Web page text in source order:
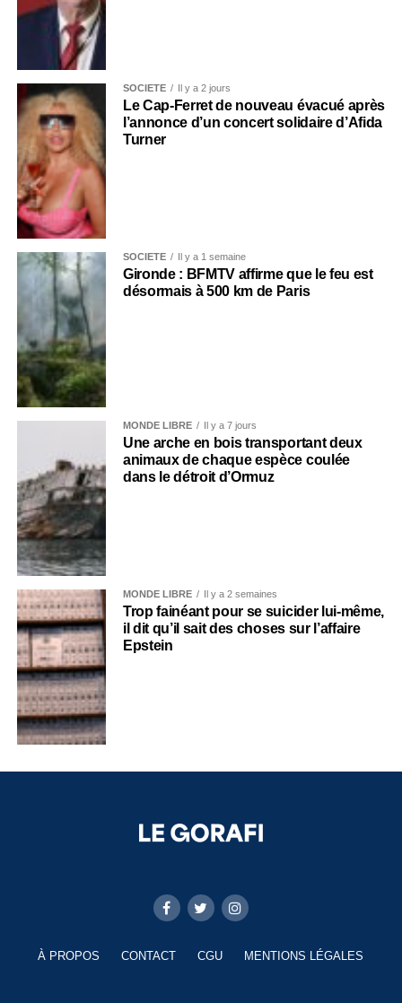
SOCIÉTÉ Il y a 2 jours
Le Cap-Ferret de nouveau évacué après
l’annonce d’un concert solidaire d’Afida
Turner
SOCIÉTÉ Il y a 1 semaine
Gironde : BFMTV affirme que le feu est
désormais à 500 km de Paris
MONDE LIBRE Il y a 7 jours
Une arche en bois transportant deux
animaux de chaque espèce coulée
dans le détroit d’Ormuz
MONDE LIBRE Il y a 2 semaines
Trop fainéant pour se suicider lui-même,
il dit qu’il sait des choses sur l’affaire
Epstein
À PROPOS CONTACT CGU MENTIONS LÉGALES